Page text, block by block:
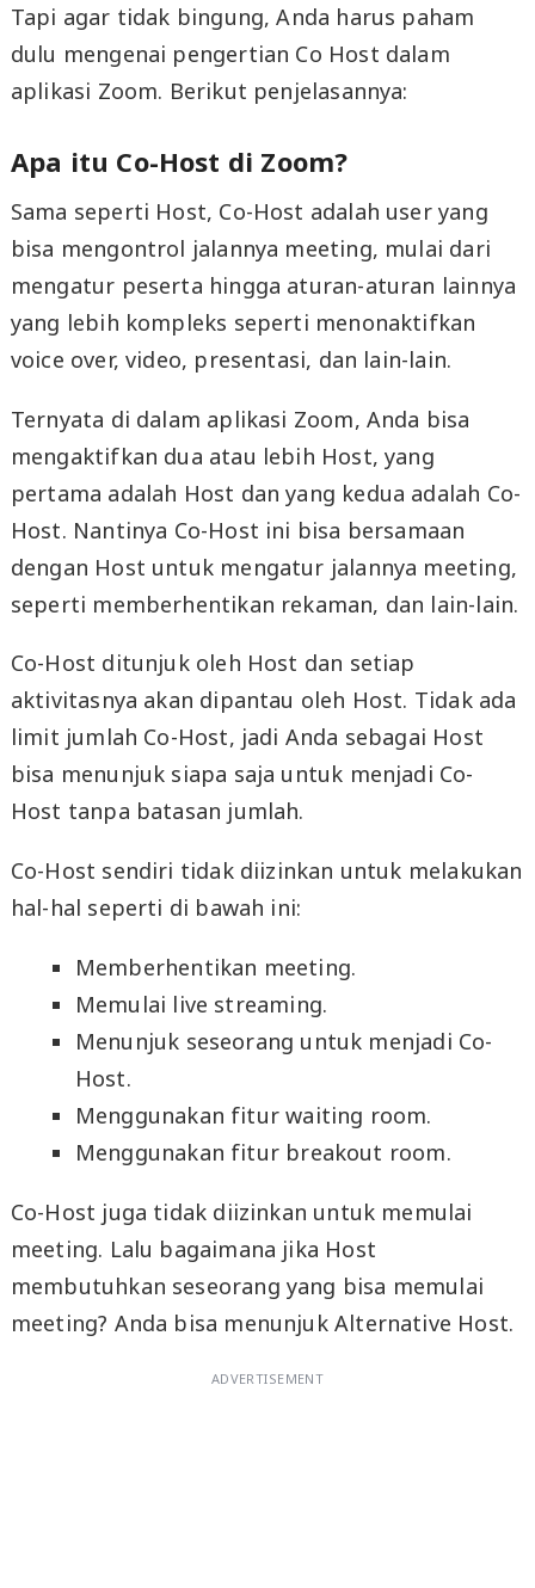
Tapi agar tidak bingung, Anda harus paham
dulu mengenai pengertian Co Host dalam
aplikasi Zoom. Berikut penjelasannya:
Apa itu Co-Host di Zoom?
Sama seperti Host, Co-Host adalah user yang
bisa mengontrol jalannya meeting, mulai dari
mengatur peserta hingga aturan-aturan lainnya
yang lebih kompleks seperti menonaktifkan
voice over, video, presentasi, dan lain-lain.
Ternyata di dalam aplikasi Zoom, Anda bisa
mengaktifkan dua atau lebih Host, yang
pertama adalah Host dan yang kedua adalah Co-
Host. Nantinya Co-Host ini bisa bersamaan
dengan Host untuk mengatur jalannya meeting,
seperti memberhentikan rekaman, dan lain-lain.
Co-Host ditunjuk oleh Host dan setiap
aktivitasnya akan dipantau oleh Host. Tidak ada
limit jumlah Co-Host, jadi Anda sebagai Host
bisa menunjuk siapa saja untuk menjadi Co-
Host tanpa batasan jumlah.
Co-Host sendiri tidak diizinkan untuk melakukan
hal-hal seperti di bawah ini:
Memberhentikan meeting.
Memulai live streaming.
Menunjuk seseorang untuk menjadi Co-
Host.
Menggunakan fitur waiting room.
Menggunakan fitur breakout room.
Co-Host juga tidak diizinkan untuk memulai
meeting. Lalu bagaimana jika Host
membutuhkan seseorang yang bisa memulai
meeting? Anda bisa menunjuk Alternative Host.
ADVERTISEMENT